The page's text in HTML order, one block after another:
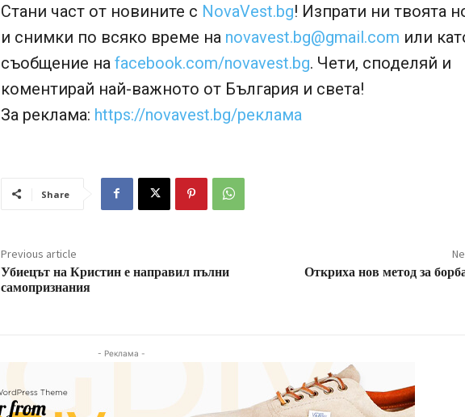
Стани част от новините с NovaVest.bg! Изпрати ни твоята
и снимки по всяко време на novavest.bg@gmail.com или
съобщение на facebook.com/novavest.bg. Чети, споделяй и
коментирай най-важното от България и света!
За реклама: https://novavest.bg/реклама
Share
Previous article
Убиецът на Кристин е направил пълни
самопризнания
Откриха нов метод за
- Реклама -